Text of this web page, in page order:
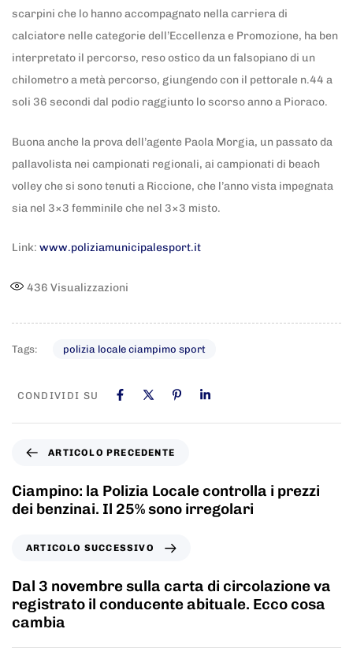
scarpini che lo hanno accompagnato nella carriera di
calciatore nelle categorie dell’Eccellenza e Promozione, ha ben
interpretato il percorso, reso ostico da un falsopiano di un
chilometro a metà percorso, giungendo con il pettorale n.44 a
soli 36 secondi dal podio raggiunto lo scorso anno a Pioraco.
Buona anche la prova dell’agente Paola Morgia, un passato da
pallavolista nei campionati regionali, ai campionati di beach
volley che si sono tenuti a Riccione, che l’anno vista impegnata
sia nel 3×3 femminile che nel 3×3 misto.
Link: www.poliziamunicipalesport.it
436 Visualizzazioni
Tags: polizia locale ciampimo sport
CONDIVIDI SU
ARTICOLO PRECEDENTE
Ciampino: la Polizia Locale controlla i prezzi
dei benzinai. Il 25% sono irregolari
ARTICOLO SUCCESSIVO
Dal 3 novembre sulla carta di circolazione va
registrato il conducente abituale. Ecco cosa
cambia